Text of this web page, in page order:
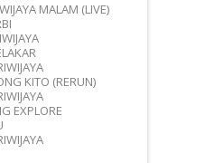
MALAM (LIVE)
KITO (RERUN)
EXPLORE